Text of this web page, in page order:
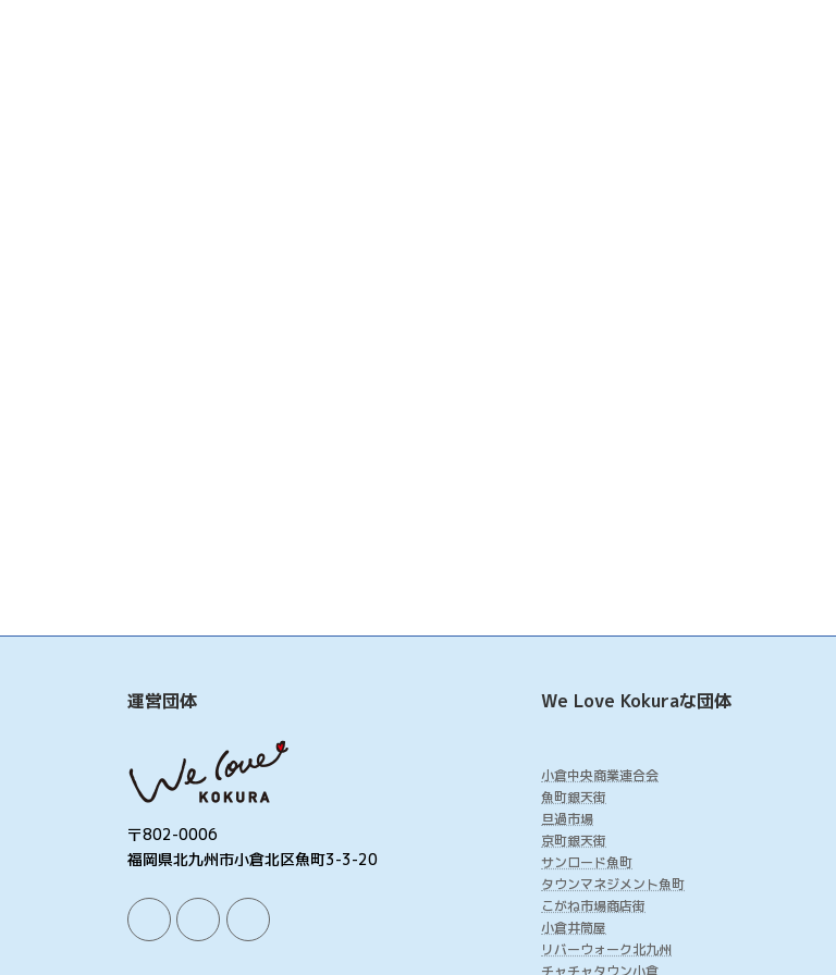
運営団体
〒802-0006
福岡県北九州市小倉北区魚町3-3-20
We Love Kokuraな団体
小倉中央商業連合会
魚町銀天街
旦過市場
京町銀天街
サンロード魚町
タウンマネジメント魚町
こがね市場商店街
小倉井筒屋
リバーウォーク北九州
チャチャタウン小倉